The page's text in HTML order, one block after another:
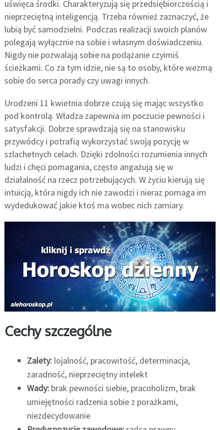
uświęca środki. Charakteryzują się przedsiębiorczością i
nieprzeciętną inteligencją. Trzeba również zaznaczyć, że
lubią być samodzielni. Podczas realizacji swoich planów
polegają wyłącznie na sobie i własnym doświadczeniu.
Nigdy nie pozwalają sobie na podążanie czyimiś
ścieżkami. Co za tym idzie, nie są to osoby, które wezmą
sobie do serca porady czy uwagi innych.
Urodzeni 11 kwietnia dobrze czują się mając wszystko
pod kontrolą. Władza zapewnia im poczucie pewności i
satysfakcji. Dobrze sprawdzają się na stanowisku
przywódcy i potrafią wykorzystać swoją pozycję w
szlachetnych celach. Dzięki zdolności rozumienia innych
ludzi i chęci pomagania, często angażują się w
działalność na rzecz potrzebujących. W życiu kierują się
intuicją, która nigdy ich nie zawodzi i nieraz pomaga im
wydedukować jakie ktoś ma wobec nich zamiary.
Cechy szczególne
Zalety: lojalność, pracowitość, determinacja,
zaradność, nieprzeciętny intelekt
Wady: brak pewności siebie, pracoholizm, brak
umiejętności radzenia sobie z porażkami,
niezdecydowanie